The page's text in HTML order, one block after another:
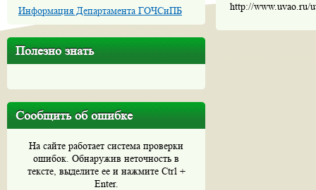
Информация Департамента ГОЧСиПБ
Полезно знать
Сообщить об ошибке
На сайте работает система проверки
ошибок. Обнаружив неточность в
тексте, выделите ее и нажмите Ctrl +
Enter.
http://www.uvao.ru/